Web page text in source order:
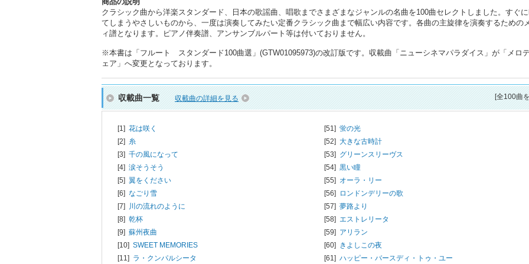
クラシック曲から洋楽スタンダード、日本の歌謡曲、唱歌までさまざまなジャンルの名曲を100曲セレクトしました。すぐ
てしまうやさしいものから、一度は演奏してみたい定番クラシック曲まで幅広い内容です。各曲の主旋律を演奏するための
ィ譜となります。ピアノ伴奏譜、アンサンブルパート等は付いておりません。
※本書は「フルート スタンダード100曲選」(GTW01095973)の改訂版です。収載曲「ニューシネマパラダイス」が「メロ
ェア」へ変更となっております。
収載曲一覧 収載曲の詳細を見る [全100曲
[1] 花は咲く
[2] 糸
[3] 千の風になって
[4] 涙そうそう
[5] 翼をください
[6] なごり雪
[7] 川の流れのように
[8] 乾杯
[9] 蘇州夜曲
[10] SWEET MEMORIES
[11] ラ・クンパルシータ
[51] 蛍の光
[52] 大きな古時計
[53] グリーンスリーヴス
[54] 黒い瞳
[55] オーラ・リー
[56] ロンドンデリーの歌
[57] 夢路より
[58] エストレリータ
[59] アリラン
[60] きよしこの夜
[61] ハッピー・バースディ・トゥ・ユー